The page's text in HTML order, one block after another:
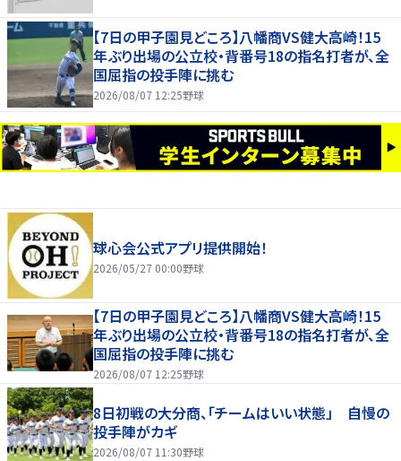
【7日の甲子園見どころ】八幡商VS健大高崎！15
年ぶり出場の公立校・背番号18の指名打者が、全
国屈指の投手陣に挑む
2026/08/07 12:25野球
球心会公式アプリ提供開始！
2026/05/27 00:00野球
【7日の甲子園見どころ】八幡商VS健大高崎！15
年ぶり出場の公立校・背番号18の指名打者が、全
国屈指の投手陣に挑む
2026/08/07 12:25野球
8日初戦の大分商、「チームはいい状態」 自慢の
投手陣がカギ
2026/08/07 11:30野球